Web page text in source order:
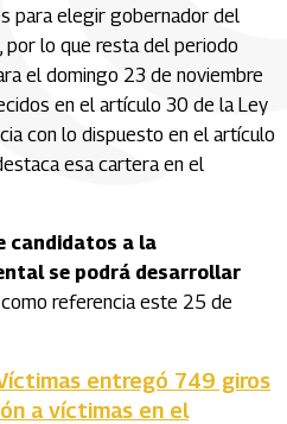
para elegir gobernador del
por lo que resta del periodo
el domingo 23 de noviembre
en el artículo 30 de la Ley
con lo dispuesto en el artículo
esa cartera en el
candidatos a la
se podrá desarrollar
referencia este 25 de
entregó 749 giros
a víctimas en el